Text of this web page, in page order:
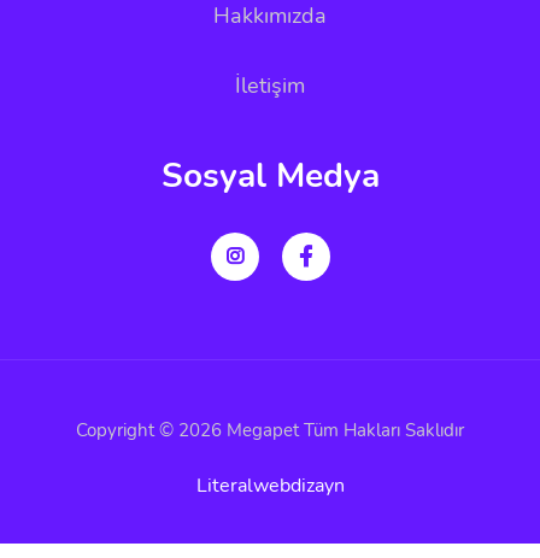
Hakkımızda
İletişim
Sosyal Medya
Copyright © 2026 Megapet Tüm Hakları Saklıdır
Literalwebdizayn